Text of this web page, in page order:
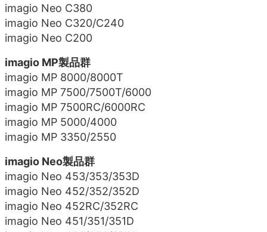
imagio Neo C380
imagio Neo C320/C240
imagio Neo C200
imagio MP製品群
imagio MP 8000/8000T
imagio MP 7500/7500T/6000
imagio MP 7500RC/6000RC
imagio MP 5000/4000
imagio MP 3350/2550
imagio Neo製品群
imagio Neo 453/353/353D
imagio Neo 452/352/352D
imagio Neo 452RC/352RC
imagio Neo 451/351/351D